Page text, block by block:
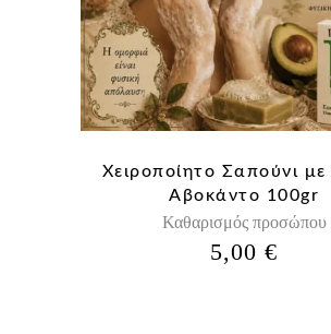
Χειροποίητο Σαπούνι με
Αβοκάντο 100gr
Καθαρισμός προσώπου
5,00€